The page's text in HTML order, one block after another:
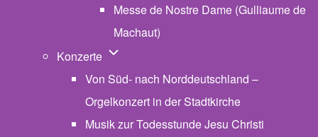
Messe de Nostre Dame (Gulliaume de
Machaut)
Konzerte Unternavigation von Konzerte
Von Süd- nach Norddeutschland –
Orgelkonzert in der Stadtkirche
Musik zur Todesstunde Jesu Christi